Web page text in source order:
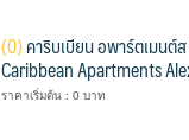
(0)คาริบเบียน อพาร์ตเมนต์
Caribbean Apartments
ราคาเริ่มต้น : 0 บาท